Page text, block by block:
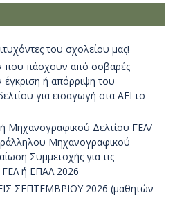
του σχολείου μας!
πάσχουν από σοβαρές
έγκριση ή απόρριψη του
για εισαγωγή στα ΑΕΙ το
Μηχανογραφικού Δελτίου ΓΕΛ/
Μηχανογραφικού
Συμμετοχής για τις
ΓΕΛ ή ΕΠΑΛ 2026
ΣΕΠΤΕΜΒΡΙΟΥ 2026 (μαθητών